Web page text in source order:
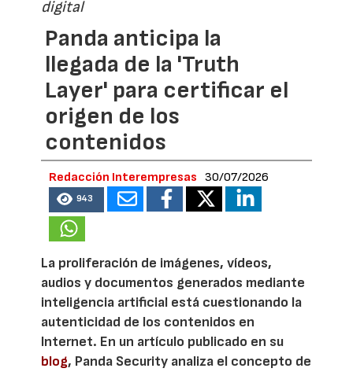
digital
Panda anticipa la
llegada de la 'Truth
Layer' para certificar el
origen de los
contenidos
Redacción Interempresas 30/07/2026
943
La proliferación de imágenes, vídeos,
audios y documentos generados mediante
inteligencia artificial está cuestionando la
autenticidad de los contenidos en
Internet. En un artículo publicado en su
blog, Panda Security analiza el concepto de